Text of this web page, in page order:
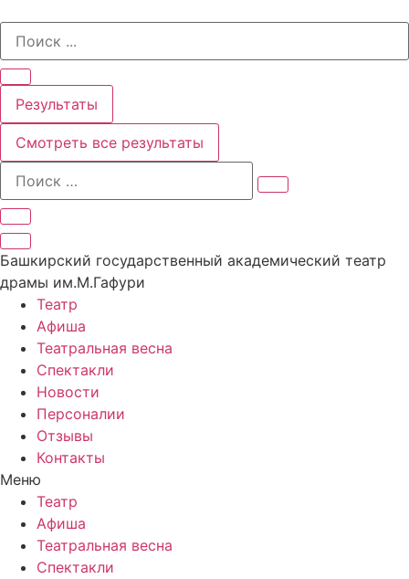
содержимому
Search
Результаты
Смотреть все результаты
Башкирский государственный академический театр
драмы им.М.Гафури
Театр
Афиша
Театральная весна
Спектакли
Новости
Персоналии
Отзывы
Контакты
Меню
Театр
Афиша
Театральная весна
Спектакли